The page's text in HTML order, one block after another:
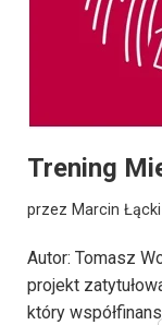
Trening
przez Marcin Łącki
Autor: Tomasz
projekt
który